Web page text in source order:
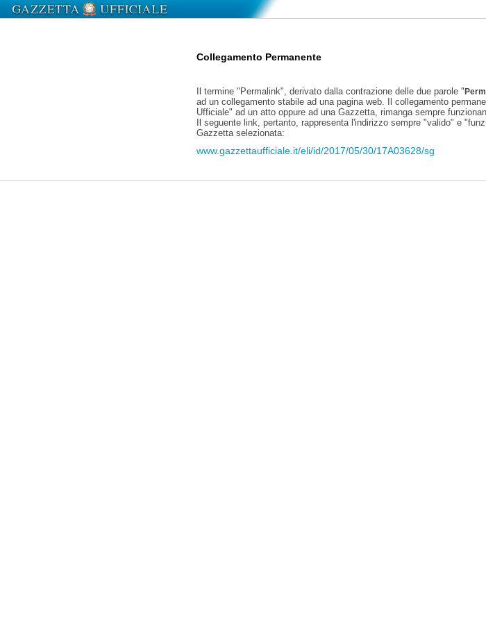
Collegamento Permanente
Il termine "Permalink", derivato dalla contrazione delle due parole "
ad un collegamento stabile ad una pagina web. Il collegamento
Ufficiale" ad un atto oppure ad una Gazzetta, rimanga sempre
Il seguente link, pertanto, rappresenta l'indirizzo sempre "valido" e
Gazzetta selezionata:
www.gazzettaufficiale.it/eli/id/2017/05/30/17A03628/sg